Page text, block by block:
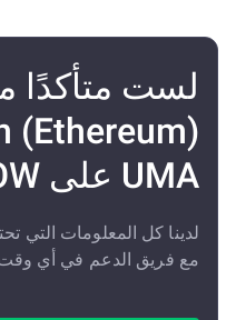
لست متأكدًا
UMA على ChangeNOW؟
لدينا كل المعلومات التي
مع فريق الدعم في أي